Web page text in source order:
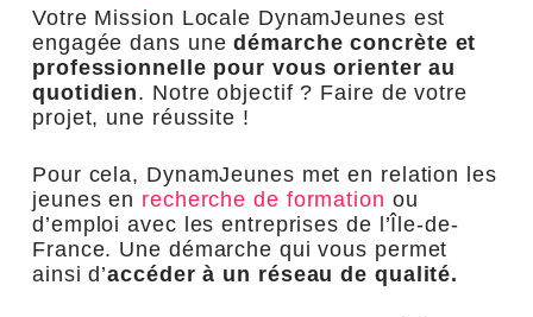
Votre Mission Locale DynamJeunes est
engagée dans unedémarche concrète et
professionnelle pour vous orienter au
quotidien. Notre objectif ? Faire de votre
projet, une réussite !
Pour cela, DynamJeunes met en relation les
jeunes en recherche de formation ou
d’emploi avec les entreprises de l’Île-de-
France. Une démarche qui vous permet
ainsi d’accéder à un réseau de qualité.